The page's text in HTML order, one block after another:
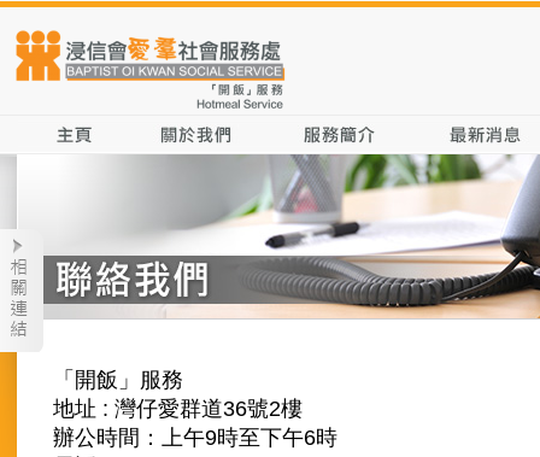
「開飯」服務
地址 : 灣仔愛群道36號2樓
辦公時間：上午9時至下午6時